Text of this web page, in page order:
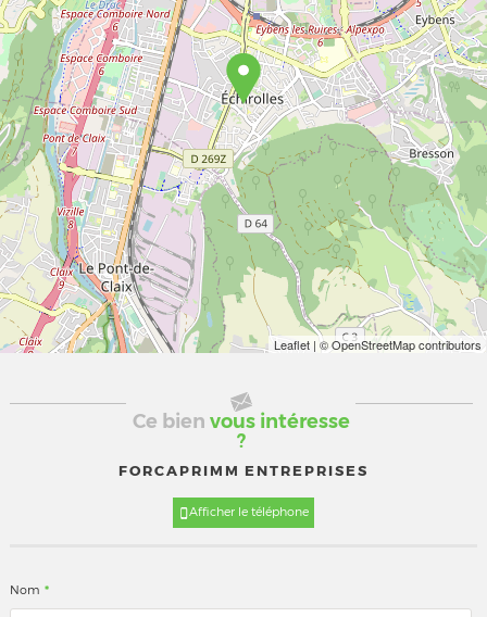
Leaflet | © OpenStreetMap contributors
Ce bien vous intéresse
?
FORCAPRIMM ENTREPRISES
Afficher le téléphone
Nom *